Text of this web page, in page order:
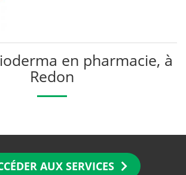
en pharmacie, à
Redon
AUX SERVICES